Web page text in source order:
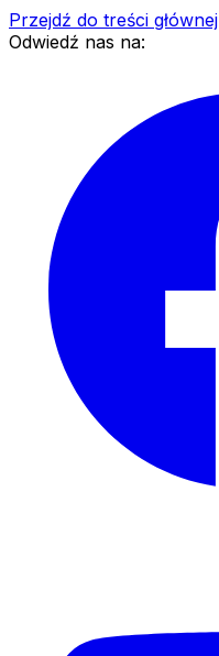
Przejdź do treści głównej
Odwiedź nas na: